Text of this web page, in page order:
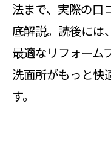
法まで、実際の口
底解説。読後には
最適なリフォーム
洗面所がもっと快
す。